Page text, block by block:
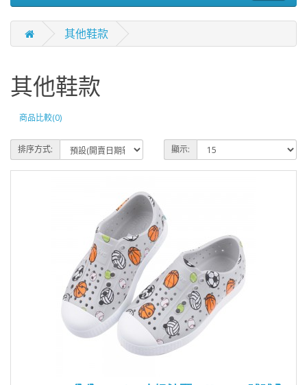
其他鞋款
其他鞋款
商品比較(0)
排序方式: 顯示: